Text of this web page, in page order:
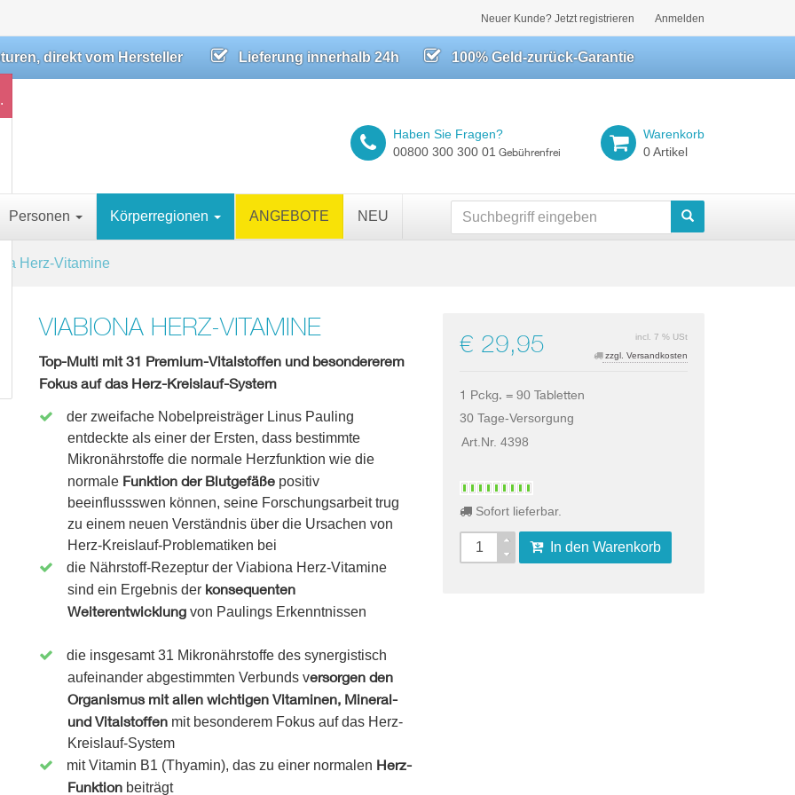
Neuer Kunde? Jetzt registrieren Anmelden
direkt vom Hersteller Lieferung innerhalb 24h 100% Geld-zurück-Garantie
Warenkorb
0 Artikel
Haben Sie Fragen?
00800 300 300 01 Gebührenfrei
Personen Körperregionen ANGEBOTE NEU
Herz-Vitamine
VIABIONA HERZ-VITAMINE
Top-Multi mit 31 Premium-Vitalstoffen und besondererem
Fokus auf das Herz-Kreislauf-System
der zweifache Nobelpreisträger Linus Pauling
entdeckte als einer der Ersten, dass bestimmte
Mikronährstoffe die normale Herzfunktion wie die
normale Funktion der Blutgefäße positiv
beeinflussswen können, seine Forschungsarbeit trug
zu einem neuen Verständnis über die Ursachen von
Herz-Kreislauf-Problematiken bei
die Nährstoff-Rezeptur der Viabiona Herz-Vitamine
sind ein Ergebnis der konsequenten
Weiterentwicklung von Paulings Erkenntnissen
die insgesamt 31 Mikronährstoffe des synergistisch
aufeinander abgestimmten Verbunds versorgen den
Organismus mit allen wichtigen Vitaminen, Mineral-
und Vitalstoffen mit besonderem Fokus auf das Herz-
Kreislauf-System
mit Vitamin B1 (Thyamin), das zu einer normalen Herz-
Funktion beiträgt
incl. 7 % USt
zzgl. Versandkosten
€ 29,95
1 Pckg. = 90 Tabletten
30 Tage-Versorgung
Art.Nr. 4398
Sofort lieferbar.
In den Warenkorb